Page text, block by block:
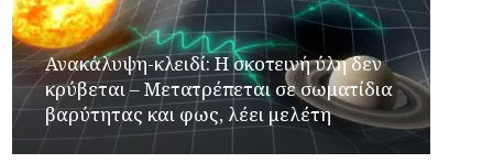
Ανακάλυψη-κλειδί: Η σκοτεινή ύλη δεν
κρύβεται – Μετατρέπεται σε σωματίδια
βαρύτητας και φως, λέει μελέτη